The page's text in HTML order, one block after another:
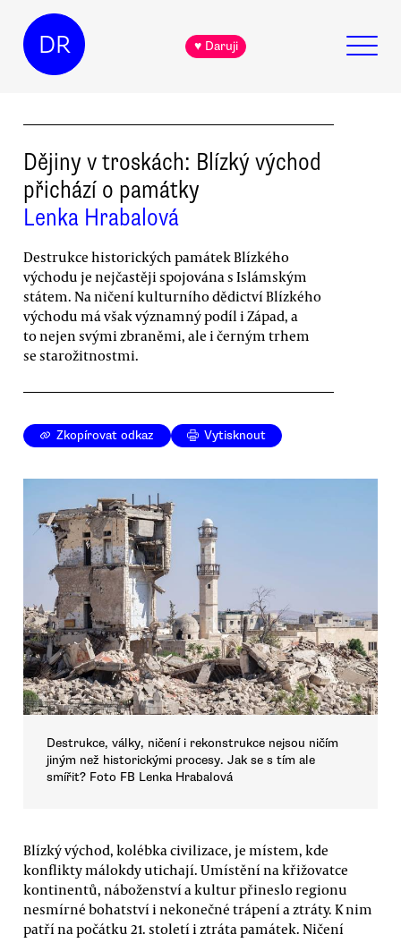
DR ♥ Daruji
Dějiny v troskách: Blízký východ
přichází o památky
Lenka Hrabalová
Destrukce historických památek Blízkého
východu je nejčastěji spojována s Islámským
státem. Na ničení kulturního dědictví Blízkého
východu má však významný podíl i Západ, a
to nejen svými zbraněmi, ale i černým trhem
se starožitnostmi.
Zkopírovat odkaz Vytisknout
Destrukce, války, ničení i rekonstrukce nejsou ničím
jiným než historickými procesy. Jak se s tím ale
smířit? Foto FB Lenka Hrabalová
Blízký východ, kolébka civilizace, je místem, kde
konflikty málokdy utichají. Umístění na křižovatce
kontinentů, náboženství a kultur přineslo regionu
nesmírné bohatství i nekonečné trápení a ztráty. K nim
patří na počátku 21. století i ztráta památek. Ničení